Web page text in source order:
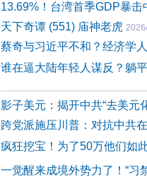
13.69%！台湾首季GDP暴
天下奇谭 (551) 庙神老虎
蔡奇与习近平不和？经济学
谁在逼大陆年轻人谋反？躺
影子美元：揭开中共“去美元
跨党派施压川普：对抗中共
疯狂挖宝！为了50万他们如
一觉醒来成境外势力了！“习